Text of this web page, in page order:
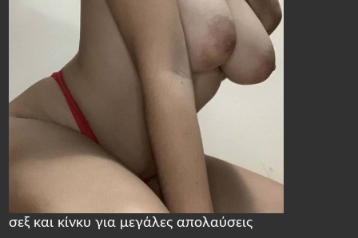
σεξ και κίνκυ για μεγάλες απολαύσεις